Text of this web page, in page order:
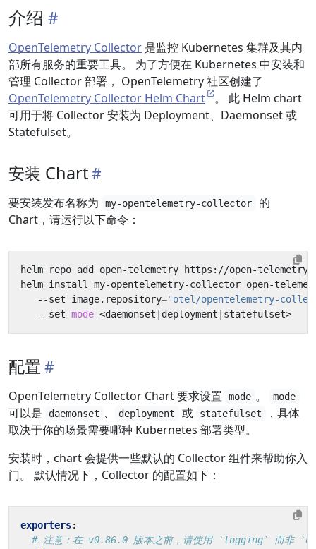
介绍
OpenTelemetry Collector 是监控 Kubernetes 集群及其内
部所有服务的重要工具。 为了方便在 Kubernetes 中安装和
管理 Collector 部署， OpenTelemetry 社区创建了
OpenTelemetry Collector Helm Chart
。 此 Helm chart
可用于将 Collector 安装为 Deployment、Daemonset 或
Statefulset。
安装 Chart
要安装发布名称为 my-opentelemetry-collector
的
Chart，请运行以下命令：
helm install my-opentelemetry-collector open-
   --set image.repository
="otel/opentelemetry-
   --set
mode=<daemonset deployment
配置
OpenTelemetry Collector Chart 要求设置 mode 。 mode
可以是 daemonset 、 deployment 或 statefulset
，具体
取决于你的场景需要哪种 Kubernetes 部署类型。
安装时，chart 会提供一些默认的 Collector 组件来帮助你入
门。 默认情况下，Collector 的配置如下：
exporters:
# 注意：在 v0.86.0 版本之前，请使用 `logging` 而非